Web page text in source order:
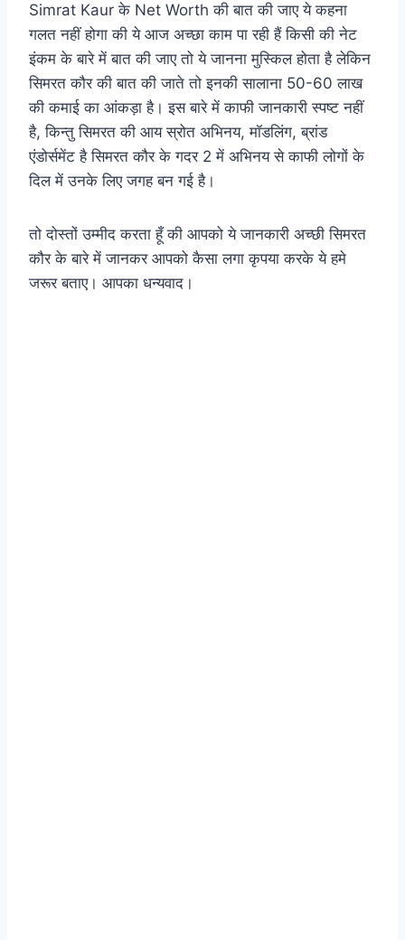
Simrat Kaur के Net Worth की बात की जाए ये कहना
गलत नहीं होगा की ये आज अच्छा काम पा रही हैं किसी की नेट
इंकम के बारे में बात की जाए तो ये जानना मुस्किल होता है लेकिन
सिमरत कौर की बात की जाते तो इनकी सालाना 50-60 लाख
की कमाई का आंकड़ा है। इस बारे में काफी जानकारी स्पष्ट नहीं
है, किन्तु सिमरत की आय स्रोत अभिनय, मॉडलिंग, ब्रांड
एंडोर्समेंट है सिमरत कौर के गदर 2 में अभिनय से काफी लोगों के
दिल में उनके लिए जगह बन गई है।
तो दोस्तों उम्मीद करता हूँ की आपको ये जानकारी अच्छी सिमरत
कौर के बारे में जानकर आपको कैसा लगा कृपया करके ये हमे
जरूर बताए। आपका धन्यवाद।